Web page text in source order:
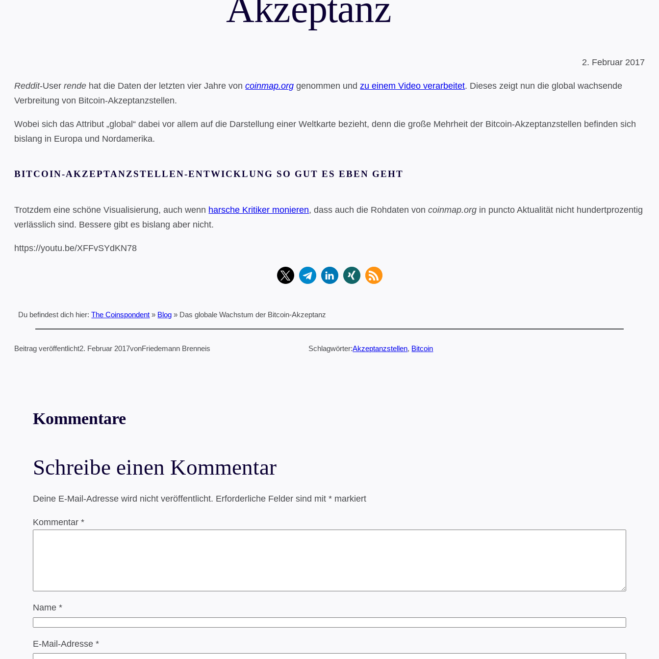
Akzeptanz
2. Februar 2017
Reddit-Userrende hat die Daten der letzten vier Jahre voncoinmap.org genommen undzu einem Video verarbeitet. Dieses zeigt nun die global wachsende
Verbreitung von Bitcoin-Akzeptanzstellen.
Wobei sich das Attribut „global“ dabei vor allem auf die Darstellung einer Weltkarte bezieht, denn die große Mehrheit der Bitcoin-Akzeptanzstellen befinden sich
bislang in Europa und Nordamerika.
BITCOIN-AKZEPTANZSTELLEN-ENTWICKLUNG SO GUT ES EBEN GEHT
Trotzdem eine schöne Visualisierung, auch wenn harsche Kritiker monieren, dass auch die Rohdaten voncoinmap.org in puncto Aktualität nicht hundertprozentig
verlässlich sind. Bessere gibt es bislang aber nicht.
https://youtu.be/XFFvSYdKN78
Du befindest dich hier: The Coinspondent » Blog » Das globale Wachstum der Bitcoin-Akzeptanz
Beitrag veröffentlicht2. Februar 2017vonFriedemann Brenneis Schlagwörter:Akzeptanzstellen, Bitcoin
Kommentare
Schreibe einen Kommentar
Deine E-Mail-Adresse wird nicht veröffentlicht. Erforderliche Felder sind mit *markiert
Kommentar *
Name *
E-Mail-Adresse *